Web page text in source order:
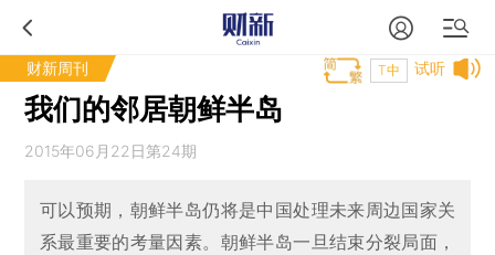
财新周刊 试听
T中
我们的邻居朝鲜半岛
2015年06月22日第24期
可以预期，朝鲜半岛仍将是中国处理未来周边国家关
系最重要的考量因素。朝鲜半岛一旦结束分裂局面，